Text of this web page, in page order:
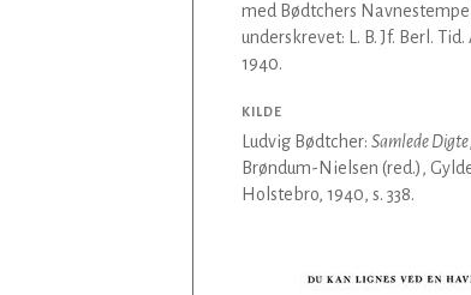
med Bødtchers
underskrevet: L. B. Jf. Berl. Tid.
1940.
KILDE
Ludvig Bødtcher: Samlede Digte
Brøndum-Nielsen (red.),
Holstebro, 1940, s. 338.